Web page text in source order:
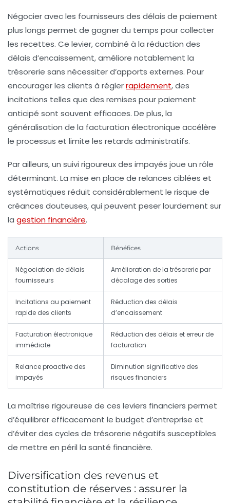
Négocier avec les fournisseurs des délais de paiement
plus longs permet de gagner du temps pour collecter
les recettes. Ce levier, combiné à la réduction des
délais d’encaissement, améliore notablement la
trésorerie sans nécessiter d’apports externes. Pour
encourager les clients à réglerrapidement, des
incitations telles que des remises pour paiement
anticipé sont souvent efficaces. De plus, la
généralisation de la facturation électronique accélère
le processus et limite les retards administratifs.
Par ailleurs, un suivi rigoureux des impayés joue un rôle
déterminant. La mise en place de relances ciblées et
systématiques réduit considérablement le risque de
créances douteuses, qui peuvent peser lourdement sur
la gestion financière.
Actions Bénéfices
Négociation de délais
fournisseurs
Amélioration de la trésorerie par
décalage des sorties
Incitations au paiement
rapide des clients
Réduction des délais
d’encaissement
Facturation électronique
immédiate
Réduction des délais et erreur de
facturation
Relance proactive des
impayés
Diminution significative des
risques financiers
La maîtrise rigoureuse de ces leviers financiers permet
d’équilibrer efficacement le budget d’entreprise et
d’éviter des cycles de trésorerie négatifs susceptibles
de mettre en péril la santé financière.
Diversification des revenus et
constitution de réserves : assurer la